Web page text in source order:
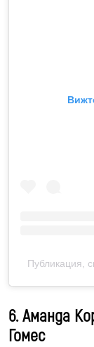
Публикация,
6. Аманда
Гомес